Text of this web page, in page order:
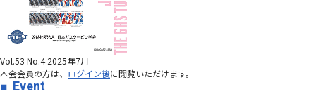
Vol.53 No.4 2025年7月
本会会員の方は、 ログイン後に閲覧いただけます。
Event